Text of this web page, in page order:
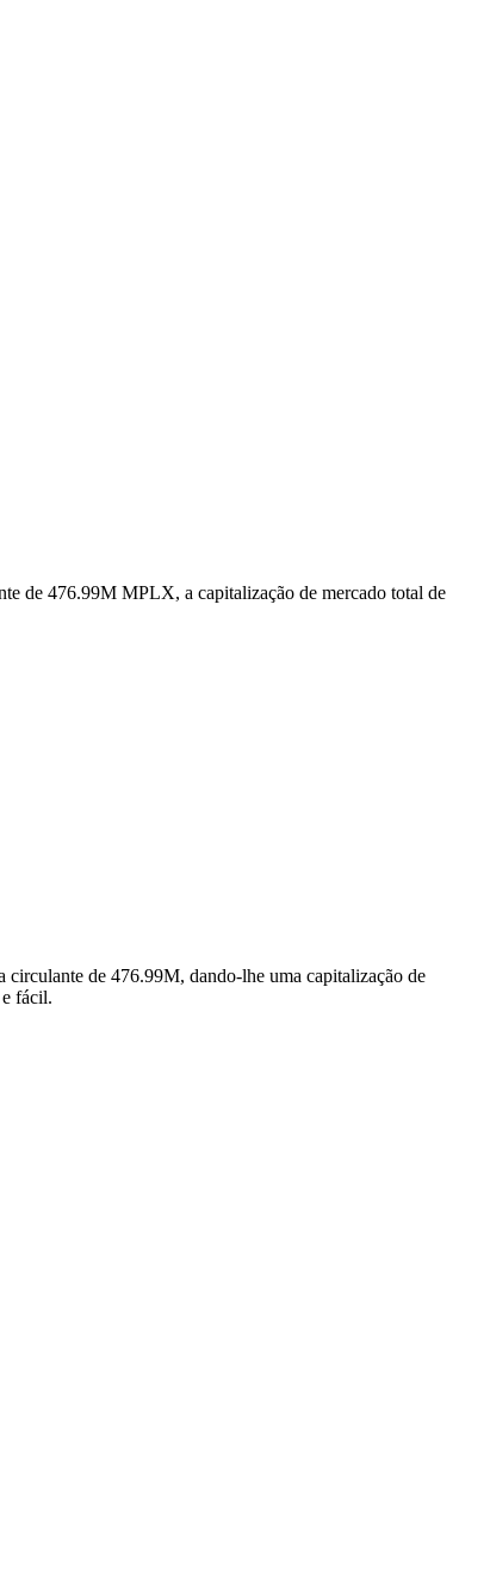
de 476.99M MPLX, a capitalização de mercado total de
de 476.99M, dando-lhe uma capitalização de
fácil.